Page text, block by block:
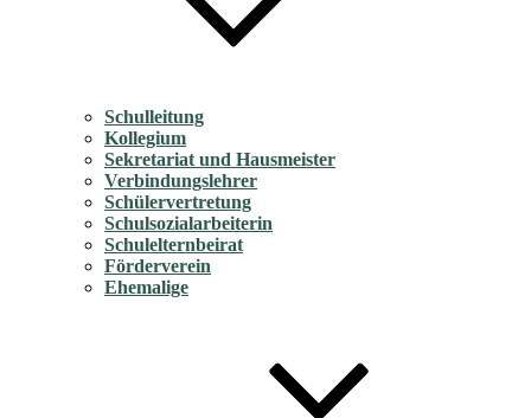
Schulleitung
Kollegium
Sekretariat und Hausmeister
Verbindungslehrer
Schülervertretung
Schulsozialarbeiterin
Schulelternbeirat
Förderverein
Ehemalige